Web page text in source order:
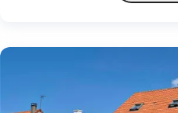
'Les informations sur les risques
sur le site